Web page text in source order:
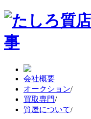
会社概要
オークション/
買取専門/
質屋について/